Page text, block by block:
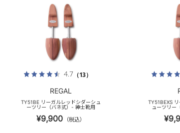
4.7（13）
REGAL
TY51BE リーガルレッドシダーシュ
ーツリー（バネ式）- 紳士靴用
¥9,900 （税込）
TY51BEXS
ューツリー